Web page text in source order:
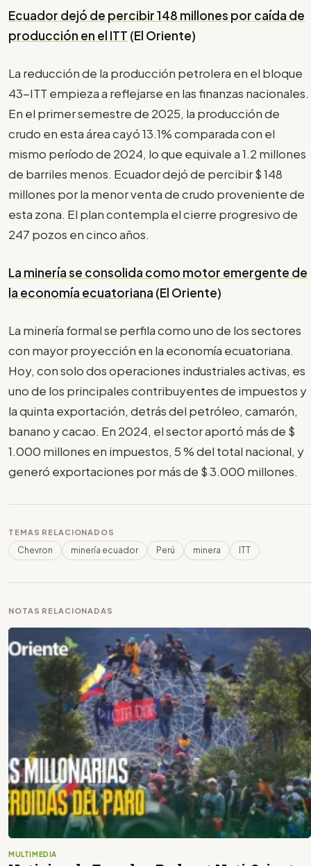
Ecuador dejó de percibir 148 millones por caída de
producción en el ITT (El Oriente)
La reducción de la producción petrolera en el bloque
43-ITT empieza a reflejarse en las finanzas nacionales.
En el primer semestre de 2025, la producción de
crudo en esta área cayó 13.1% comparada con el
mismo período de 2024, lo que equivale a 1.2 millones
de barriles menos. Ecuador dejó de percibir $ 148
millones por la menor venta de crudo proveniente de
esta zona. El plan contempla el cierre progresivo de
247 pozos en cinco años.
La minería se consolida como motor emergente de
la economía ecuatoriana (El Oriente)
La minería formal se perfila como uno de los sectores
con mayor proyección en la economía ecuatoriana.
Hoy, con solo dos operaciones industriales activas, es
uno de los principales contribuyentes de impuestos y
la quinta exportación, detrás del petróleo, camarón,
banano y cacao. En 2024, el sector aportó más de $
1.000 millones en impuestos, 5 % del total nacional, y
generó exportaciones por más de $ 3.000 millones.
TEMAS RELACIONADOS
Chevron minería ecuador Perú minera ITT
NOTAS RELACIONADAS
MULTIMEDIA